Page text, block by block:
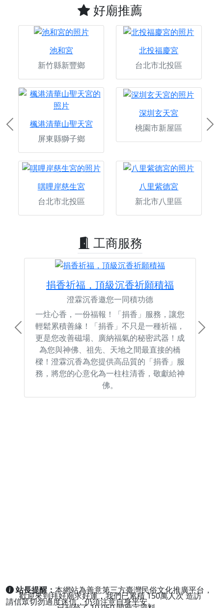
好廟推薦
池和宮
新竹縣新豐鄉
北投福慶宮
台北市北投區
楓港清華山聖天宮
屏東縣獅子鄉
深圳玄天宮
桃園市新屋區
唭哩岸慈生宮
台北市北投區
八里紫德宮
新北市八里區
Previous
工商服務
捐香祈福，頂級沉香祈願積福
澄霖沉香邀您一同積功德
一炷心香，一份福報！「捐香」服務，讓您
輕鬆累積善緣！「捐香」不只是一種祈福，
更是您改善磁場、廣納福氣的秘密武器！成
為您與神佛、祖先、天地之間最直接的橋
樑！澄霖沉香為您提供高品質的「捐香」服
務，將您的心意化為一柱柱清香，敬獻給神
佛。
Previous Next
站長提醒：本網站為善意第三方臺灣民俗文化推廣平台，
請信眾切勿過度迷信，仍須注意自身平安。
歡迎來到拜好廟求好運，我們已累積150萬人次造訪